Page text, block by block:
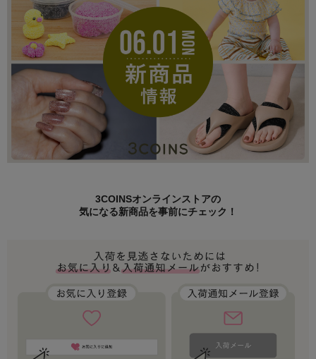
3COINSオンラインストアの
気になる新商品を事前にチェック！